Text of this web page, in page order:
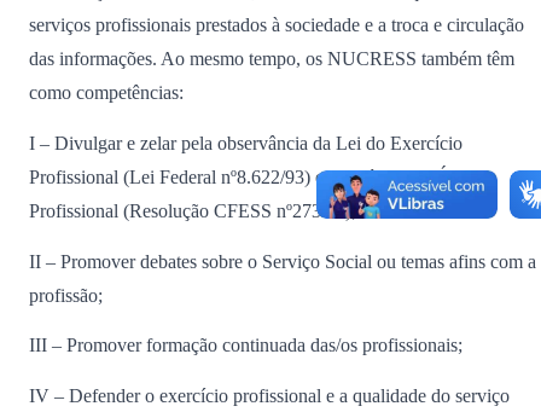
serviços profissionais prestados à sociedade e a troca e circulação
das informações. Ao mesmo tempo, os NUCRESS também têm
como competências:
I – Divulgar e zelar pela observância da Lei do Exercício
Profissional (Lei Federal nº8.622/93) e do Código de Ética
Profissional (Resolução CFESS nº273/93);
II – Promover debates sobre o Serviço Social ou temas afins com a
profissão;
III – Promover formação continuada das/os profissionais;
IV – Defender o exercício profissional e a qualidade do serviço